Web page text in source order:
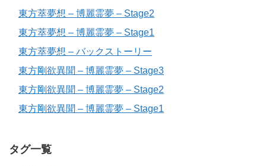
東方萃夢想 – 博麗霊夢 – Stage2
東方萃夢想 – 博麗霊夢 – Stage1
東方萃夢想 – バックストーリー
東方剛欲異聞 – 博麗霊夢 – Stage3
東方剛欲異聞 – 博麗霊夢 – Stage2
東方剛欲異聞 – 博麗霊夢 – Stage1
タグ一覧